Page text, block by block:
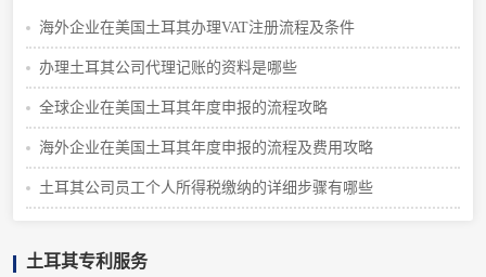
海外企业在美国土耳其办理VAT注册流程及条件
办理土耳其公司代理记账的资料是哪些
全球企业在美国土耳其年度申报的流程攻略
海外企业在美国土耳其年度申报的流程及费用攻略
土耳其公司员工个人所得税缴纳的详细步骤有哪些
土耳其专利服务